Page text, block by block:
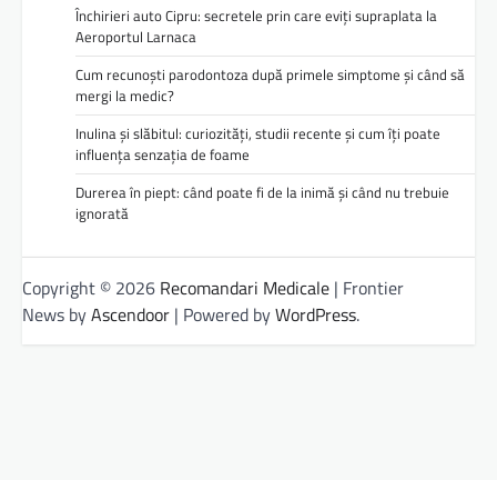
Închirieri auto Cipru: secretele prin care eviți supraplata la
Aeroportul Larnaca
Cum recunoști parodontoza după primele simptome și când să
mergi la medic?
Inulina și slăbitul: curiozități, studii recente și cum îți poate
influența senzația de foame
Durerea în piept: când poate fi de la inimă și când nu trebuie
ignorată
Copyright © 2026 Recomandari Medicale | Frontier
News byAscendoor | Powered byWordPress.